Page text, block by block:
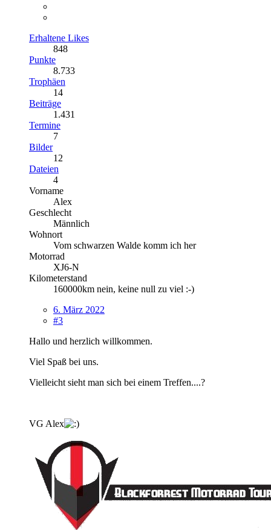
Erhaltene Likes
848
Punkte
8.733
Trophäen
14
Beiträge
1.431
Termine
7
Bilder
12
Dateien
4
Vorname
Alex
Geschlecht
Männlich
Wohnort
Vom schwarzen Walde komm ich her
Motorrad
XJ6-N
Kilometerstand
160000km nein, keine null zu viel :-)
6. März 2022
#3
Hallo und herzlich willkommen.
Viel Spaß bei uns.
Vielleicht sieht man sich bei einem Treffen....?
VG Alex